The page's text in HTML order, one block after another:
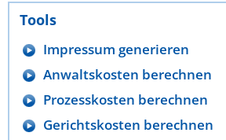
Tools
Impressum generieren
Anwaltskosten berechnen
Prozesskosten berechnen
Gerichtskosten berechnen